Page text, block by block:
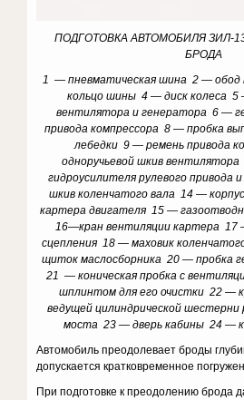
ПОДГОТОВКА АВТОМОБИЛЯ ЗИЛ-
БРОДА
1 — пневматическая шина 2 — обод
кольцо шины 4 — диск колеса 5
вентилятора и генератора 6 —
привода компрессора 8 — пробка
лебедки 9 — ремень привода
одноручьевой шкив
гидроусилителя рулевого привода
шкив коленчатого вала 14 —
картера двигателя 15 —
16—кран вентиляции картера
сцепления 18 — маховик
щиток маслосборника 20 — пробка
21 — коническая пробка с
шплинтом для его очистки 22 —
ведущей цилиндрической шестерни
моста 23 — дверь кабины 24 —
Автомобиль преодолевает броды
допускается кратковременное
При подготовке к преодолению брода